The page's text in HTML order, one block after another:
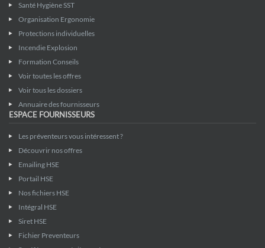
Santé Hygiène SST
Organisation Ergonomie
Protections individuelles
Incendie Explosion
Formation Conseils
Voir toutes les offres
Voir tous les dossiers
Annuaire des fournisseurs
ESPACE FOURNISSEURS
Les préventeurs vous intéressent ?
Découvrir nos offres
Emailing HSE
Portail HSE
Nos fichiers HSE
Intégral HSE
Siret HSE
Fichier Preventeurs